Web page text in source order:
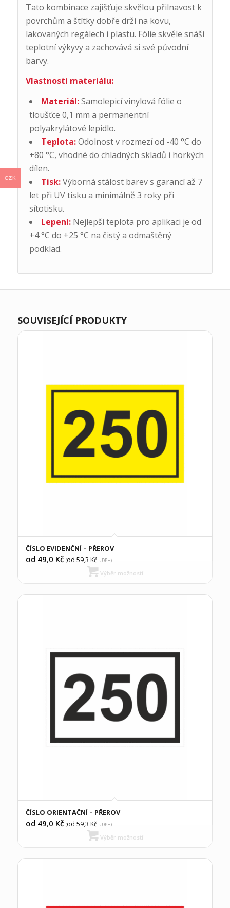
Tato kombinace zajišťuje skvělou přilnavost k
povrchům a štítky dobře drží na kovu,
lakovaných regálech i plastu. Fólie skvěle snáší
teplotní výkyvy a zachovává si své původní
barvy.
Vlastnosti materiálu:
Materiál:Samolepicí vinylová fólie o
tloušťce 0,1 mm a permanentní
polyakrylátové lepidlo.
Teplota:Odolnost v rozmezí od -40 °C do
+80 °C, vhodné do chladných skladů i horkých
dílen.
Tisk:Výborná stálost barev s garancí až 7
let při UV tisku a minimálně 3 roky při
sítotisku.
Lepení:Nejlepší teplota pro aplikaci je od
+4 °C do +25 °C na čistý a odmaštěný
podklad.
SOUVISEJÍCÍ PRODUKTY
ČÍSLO EVIDENČNÍ – PŘEROV
od 49,0 Kč (od 59,3 Kčs DPH)
Výběr možností
ČÍSLO ORIENTAČNÍ – PŘEROV
od 49,0 Kč (od 59,3 Kčs DPH)
Výběr možností
CZK